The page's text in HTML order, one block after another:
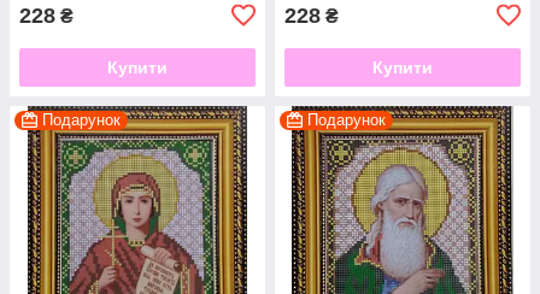
228 ₴
Купити
228 ₴
Купити
Подарунок Подарунок